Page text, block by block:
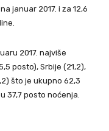
januar 2017. i za 12,6
2017. najviše
posto), Srbije (21,2),
što je ukupno 62,3
37,7 posto noćenja.